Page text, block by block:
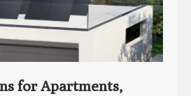
for Apartments,